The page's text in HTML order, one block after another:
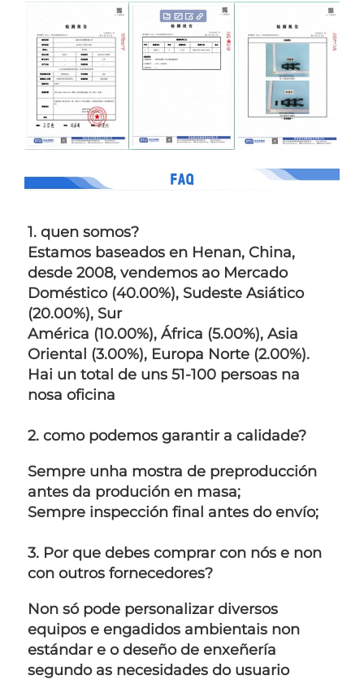
1. quen somos?
Estamos baseados en Henan, China,
desde 2008, vendemos ao Mercado
Doméstico (40.00%), Sudeste Asiático
(20.00%), Sur
América (10.00%), África (5.00%), Asia
Oriental (3.00%), Europa Norte (2.00%).
Hai un total de uns 51-100 persoas na
nosa oficina
2. como podemos garantir a calidade?
Sempre unha mostra de preproducción
antes da produción en masa;
Sempre inspección final antes do envío;
3. Por que debes comprar con nós e non
con outros fornecedores?
Non só pode personalizar diversos
equipos e engadidos ambientais non
estándar e o deseño de enxeñería
segundo as necesidades do usuario